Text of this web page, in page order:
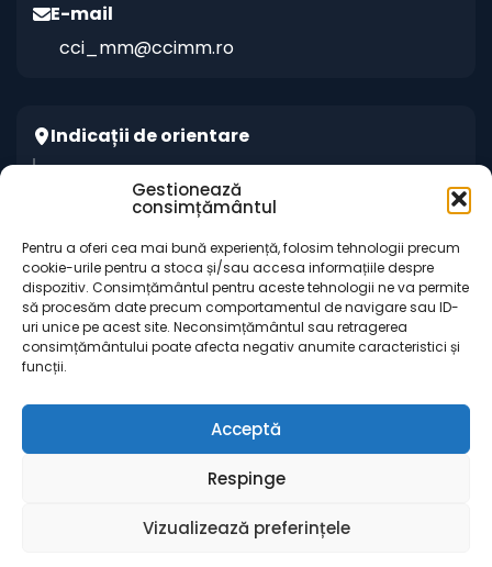
Gestionează
consimțământul
Pentru a oferi cea mai bună experiență, folosim tehnologii precum
cookie-urile pentru a stoca și/sau accesa informațiile despre
dispozitiv. Consimțământul pentru aceste tehnologii ne va permite
să procesăm date precum comportamentul de navigare sau ID-
uri unice pe acest site. Neconsimțământul sau retragerea
consimțământului poate afecta negativ anumite caracteristici și
funcții.
Acceptă
Respinge
Vizualizează preferințele
E-mail
cci_mm@ccimm.ro
Indicații de orientare
Sediul CCI Maramureș
Centrul de Instruire și Marketing al CCI
Informații utileContact
© 2026 Camera de Comerț și Industrie Maramureș
Powered by